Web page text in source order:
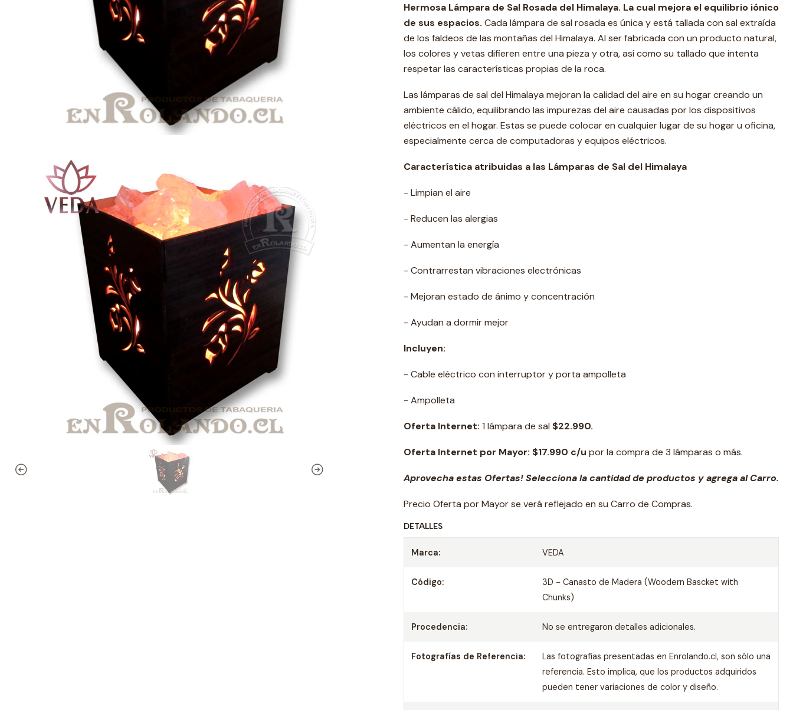
Hermosa Lámpara de Sal Rosada del Himalaya. La cual mejora el equilibrio iónico
de sus espacios. Cada lámpara de sal rosada es única y está tallada con sal extraída
de los faldeos de las montañas del Himalaya. Al ser fabricada con un producto natural,
los colores y vetas difieren entre una pieza y otra, así como su tallado que intenta
respetar las características propias de la roca.
Las lámparas de sal del Himalaya mejoran la calidad del aire en su hogar creando un
ambiente cálido, equilibrando las impurezas del aire causadas por los dispositivos
eléctricos en el hogar. Estas se puede colocar en cualquier lugar de su hogar u oficina,
especialmente cerca de computadoras y equipos eléctricos.
Característica atribuidas a las Lámparas de Sal del Himalaya
- Limpian el aire
- Reducen las alergias
- Aumentan la energía
- Contrarrestan vibraciones electrónicas
- Mejoran estado de ánimo y concentración
- Ayudan a dormir mejor
Incluyen:
- Cable eléctrico con interruptor y porta ampolleta
- Ampolleta
Oferta Internet: 1 lámpara de sal $22.990.
Oferta Internet por Mayor: $17.990 c/u por la compra de 3 lámparas o más.
Aprovecha estas Ofertas! Selecciona la cantidad de productos y agrega al Carro.
Precio Oferta por Mayor se verá reflejado en su Carro de Compras.
DETALLES
Marca: VEDA
Código:
3D - Canasto de Madera (Woodern Bascket with
Chunks)
Procedencia: No se entregaron detalles adicionales.
Fotografías de Referencia:
Las fotografías presentadas en Enrolando.cl, son sólo una
referencia. Esto implica, que los productos adquiridos
pueden tener variaciones de color y diseño.